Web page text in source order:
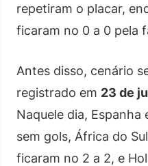
repetiram o placar,
ficaram no 0 a 0 pela
Antes disso, cenário
registrado em 23 de
Naquele dia, Espanha
sem gols, África do
ficaram no 2 a 2, e